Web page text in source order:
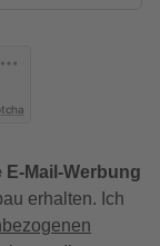
Mail-Werbung
erhalten. Ich